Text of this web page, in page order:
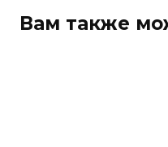
Вам также